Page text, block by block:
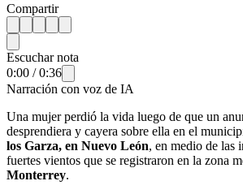
Compartir
Escuchar nota
0:00 /0:36
Narración con voz de IA
Una mujer perdió la vida luego de que un
desprendiera y cayera sobre ella en el
los Garza, en Nuevo León, en medio de las
fuertes vientos que se registraron en la zona
Monterrey.